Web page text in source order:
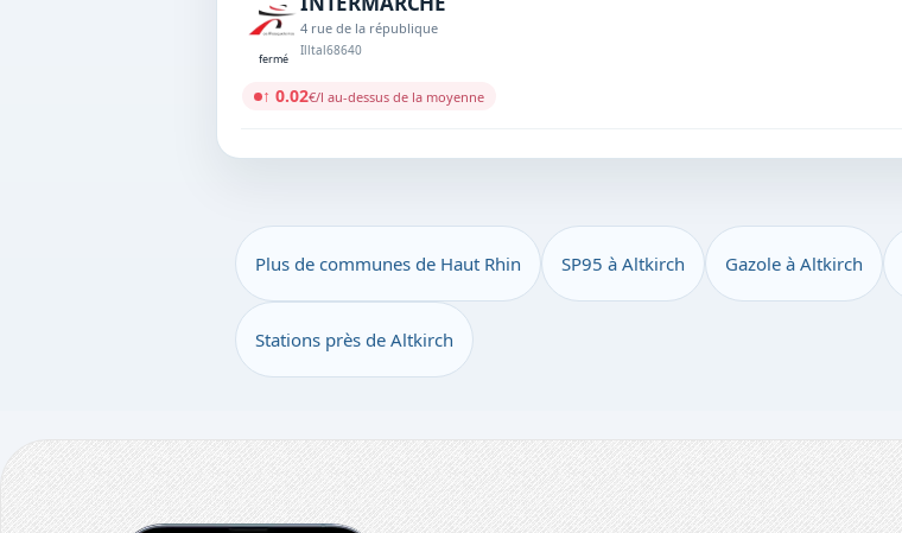
fermé
4 rue de la république
Illtal68640
↑ 0.02€/l au-dessus de la moyenne
Plus de communes de Haut Rhin SP95 à Altkirch Gazole à Altkirch
Stations près de Altkirch